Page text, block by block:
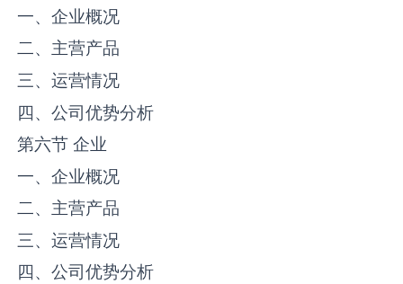
一、企业概况
二、主营产品
三、运营情况
四、公司优势分析
第六节 企业
一、企业概况
二、主营产品
三、运营情况
四、公司优势分析